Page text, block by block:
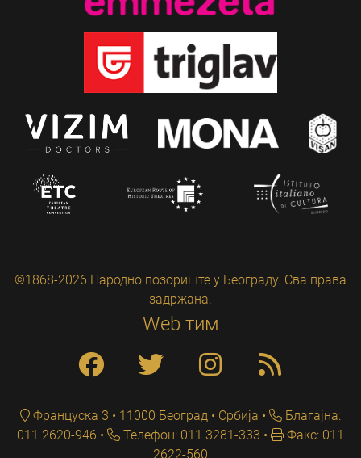
©1868-2026 Народно позориште у Београду. Сва права
задржана.
Web тим
Француска 3 • 11000 Београд • Србија
Благајна:
011 2620-946
Телефон: 011 3281-333
Факс: 011
2622-560